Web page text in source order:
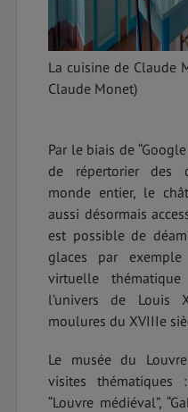
La cuisine de Claude
Claude Monet)
Par le biais de
de répertorier des
monde entier, le
aussi désormais
est possible de
glaces par
virtuelle
l’univers de Louis
moulures du XVIIIe
Le musée du
visites thématiques
“Louvre médiéval”,